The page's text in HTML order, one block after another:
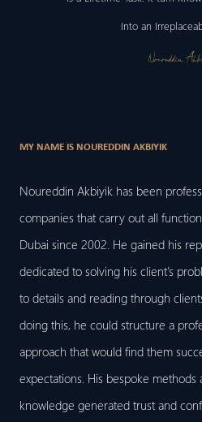
Into an
Noureddin
MY NAME IS NOUREDDIN AKBIYIK
Noureddin Akbiyik has been
companies that carry out all
Dubai since 2002. He gained his
dedicated to solving his client’s
to details and reading through
doing this, he could structure a
approach that would find them
expectations. His bespoke
knowledge generated trust and